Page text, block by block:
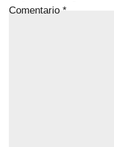
Comentario *